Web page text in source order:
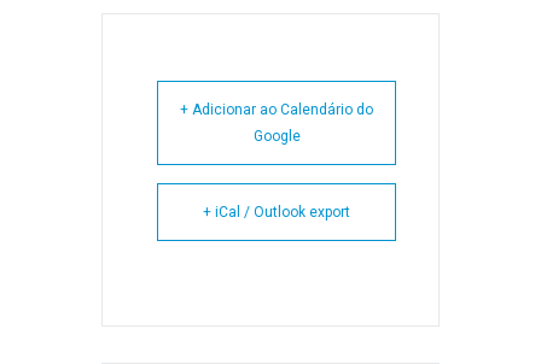
+ Adicionar ao Calendário do
Google
+ iCal / Outlook export